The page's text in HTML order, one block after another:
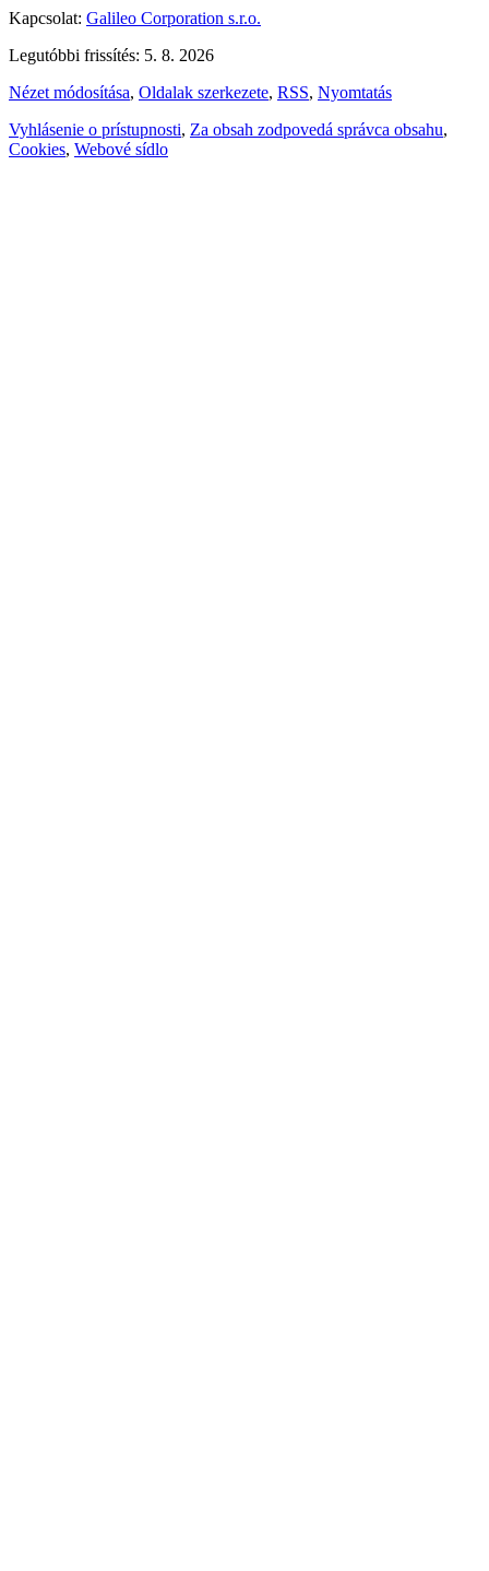
Kapcsolat: Galileo Corporation s.r.o.
Legutóbbi frissítés: 5. 8. 2026
Nézet módosítása, Oldalak szerkezete, RSS, Nyomtatás
Vyhlásenie o prístupnosti, Za obsah zodpovedá správca obsahu,
Cookies, Webové sídlo